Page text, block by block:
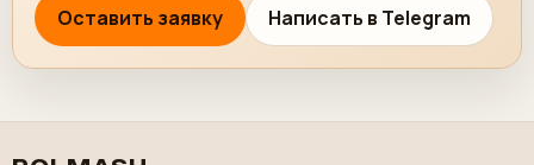
Оставить заявку Написать в Telegram